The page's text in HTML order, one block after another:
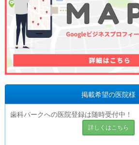
掲載希望の医院様
歯科パークへの医院登録は随時受付中！
詳しくはこちら